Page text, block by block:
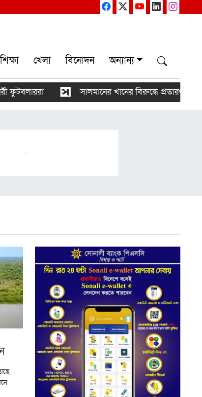
শিক্ষা খেলা বিনোদন অন্যান্য
সালমানের খানের বিরুদ্ধে প্রতারণার